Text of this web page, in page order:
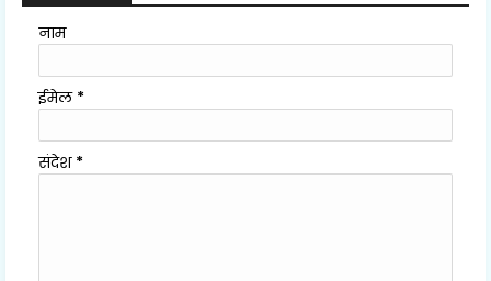
नाम
ईमेल *
संदेश *